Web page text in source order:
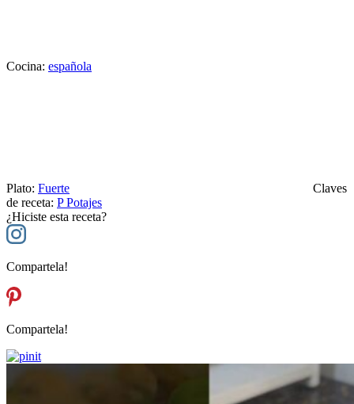
Cocina: española
Plato: Fuerte
Claves
de receta: P Potajes
¿Hiciste esta receta?
Compartela!
Compartela!